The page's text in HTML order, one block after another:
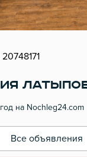
год на Nochleg24.com
Все объявления